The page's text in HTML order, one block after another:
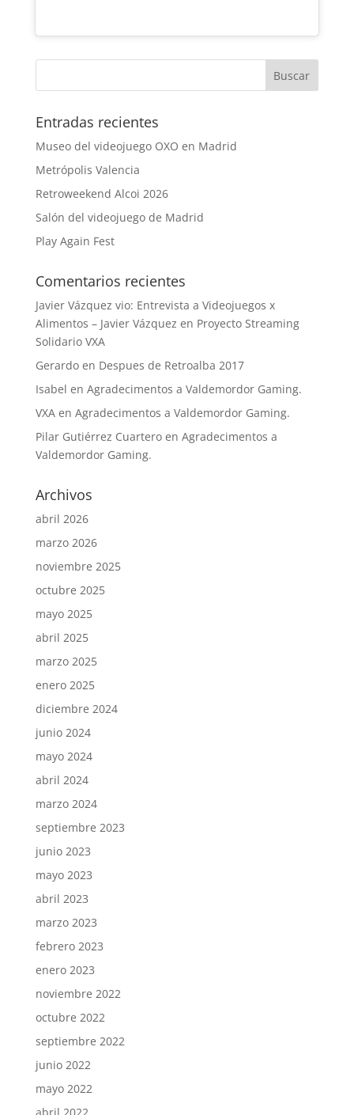
Entradas recientes
Museo del videojuego OXO en Madrid
Metrópolis Valencia
Retroweekend Alcoi 2026
Salón del videojuego de Madrid
Play Again Fest
Comentarios recientes
Javier Vázquez vio: Entrevista a Videojuegos x
Alimentos – Javier Vázquez en Proyecto Streaming
Solidario VXA
Gerardoen Despues de Retroalba 2017
Isabel en Agradecimentos a Valdemordor Gaming.
VXAen Agradecimentos a Valdemordor Gaming.
Pilar Gutiérrez Cuarteroen Agradecimentos a
Valdemordor Gaming.
Archivos
abril 2026
marzo 2026
noviembre 2025
octubre 2025
mayo 2025
abril 2025
marzo 2025
enero 2025
diciembre 2024
junio 2024
mayo 2024
abril 2024
marzo 2024
septiembre 2023
junio 2023
mayo 2023
abril 2023
marzo 2023
febrero 2023
enero 2023
noviembre 2022
octubre 2022
septiembre 2022
junio 2022
mayo 2022